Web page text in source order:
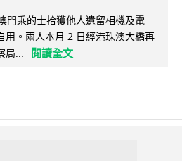
門乘的士拾獲他人遺留相機及電
用。兩人本月 2 日經港珠澳大橋再
局...
閱讀全文